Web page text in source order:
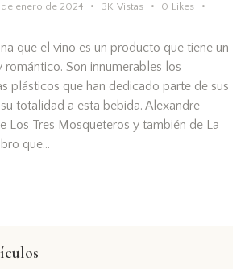
de enero de 2024 3K Vistas 0 Likes
que el vino es un producto que tiene un
Son innumerables los
plásticos que han dedicado parte de sus
totalidad a esta bebida. Alexandre
Los Tres Mosqueteros y también de La
que…